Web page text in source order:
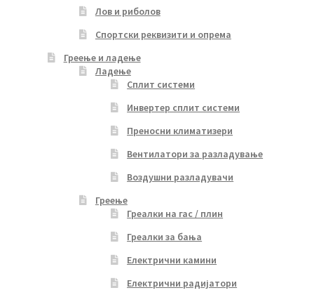
Лов и риболов
Спортски реквизити и опрема
Греење и ладење
Ладење
Сплит системи
Инвертер сплит системи
Преносни климатизери
Вентилатори за разладување
Воздушни разладувачи
Греење
Греалки на гас / плин
Греалки за бања
Електрични камини
Електрични радијатори